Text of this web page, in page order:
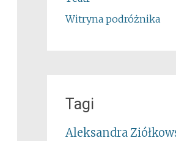
Witryna podróżnika
Tagi
Aleksandra